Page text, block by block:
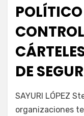
DE
porFernando
SAYURI LÓPEZ
organizaciones